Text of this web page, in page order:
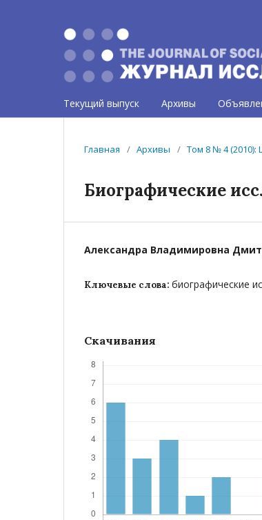
Текущий выпуск Архивы
Главная / Архивы / Том 8 № 4 (2010):
Биографические
Aлександра Владимировна
Ключевые слова: биографические
Скачивания